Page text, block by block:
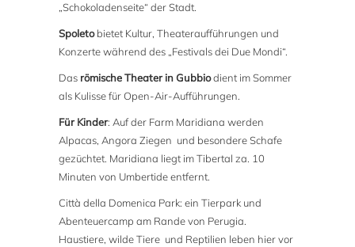
„Schokoladenseite“ der Stadt.
Spoletobietet Kultur, Theateraufführungen und
Konzerte während des „Festivals dei Due Mondi“.
Das römische Theater in Gubbiodient im Sommer
als Kulisse für Open-Air-Aufführungen.
Für Kinder: Auf der Farm Maridiana werden
Alpacas, Angora Ziegen und besondere Schafe
gezüchtet. Maridiana liegt im Tibertal za. 10
Minuten von Umbertide entfernt.
Città della Domenica Park: ein Tierpark und
Abenteuercamp am Rande von Perugia.
Haustiere, wilde Tiere und Reptilien leben hier vor